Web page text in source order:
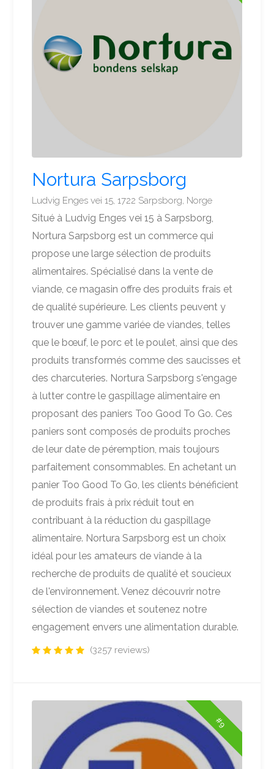
Nortura Sarpsborg
Ludvig Enges vei 15, 1722 Sarpsborg, Norge
Situé à Ludvig Enges vei 15 à Sarpsborg,
Nortura Sarpsborg est un commerce qui
propose une large sélection de produits
alimentaires. Spécialisé dans la vente de
viande, ce magasin offre des produits frais et
de qualité supérieure. Les clients peuvent y
trouver une gamme variée de viandes, telles
que le bœuf, le porc et le poulet, ainsi que des
produits transformés comme des saucisses et
des charcuteries. Nortura Sarpsborg s'engage
à lutter contre le gaspillage alimentaire en
proposant des paniers Too Good To Go. Ces
paniers sont composés de produits proches
de leur date de péremption, mais toujours
parfaitement consommables. En achetant un
panier Too Good To Go, les clients bénéficient
de produits frais à prix réduit tout en
contribuant à la réduction du gaspillage
alimentaire. Nortura Sarpsborg est un choix
idéal pour les amateurs de viande à la
recherche de produits de qualité et soucieux
de l'environnement. Venez découvrir notre
sélection de viandes et soutenez notre
engagement envers une alimentation durable.
(3257 reviews)
#9